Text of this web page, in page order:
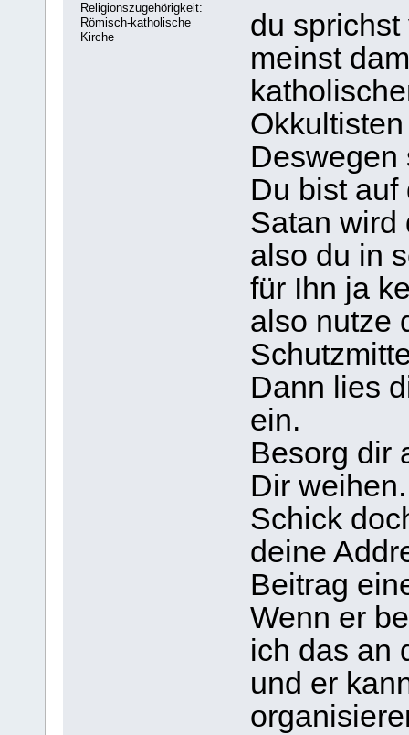
Religionszugehörigkeit:
Römisch-katholische
Kirche
du
meinst
Deswegen
Du bist auf
Satan wird
also du in
für Ihn ja
also nutze
Dann lies
ein.
Besorg dir
Dir weihen.
Schick
deine
Beitrag
Wenn er
ich das an
und er